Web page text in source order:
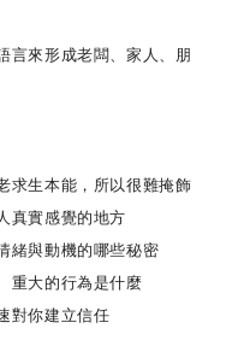
來形成老闆、家人、朋
生本能，所以很難掩飾
實感覺的地方
與動機的哪些秘密
大的行為是什麼
你建立信任